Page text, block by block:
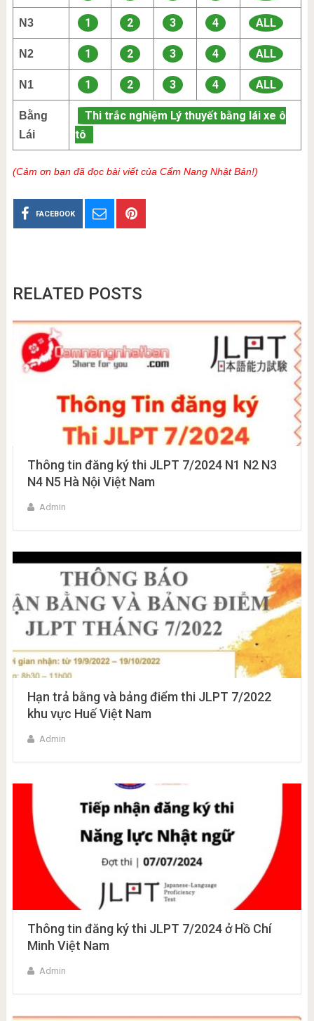
N3 1 2 3 4 ALL
N2 1 2 3 4 ALL
N1 1 2 3 4 ALL
Bằng
Lái
Thi trắc nghiệm Lý thuyết bằng lái xe ô
tô
(Cảm ơn bạn đã đọc bài viết của Cẩm Nang Nhật Bản!)
FACEBOOK
RELATED POSTS
Thông tin đăng ký thi JLPT 7/2024 N1 N2 N3
N4 N5 Hà Nội Việt Nam
Admin
Hạn trả bằng và bảng điểm thi JLPT 7/2022
khu vực Huế Việt Nam
Admin
Thông tin đăng ký thi JLPT 7/2024 ở Hồ Chí
Minh Việt Nam
Admin